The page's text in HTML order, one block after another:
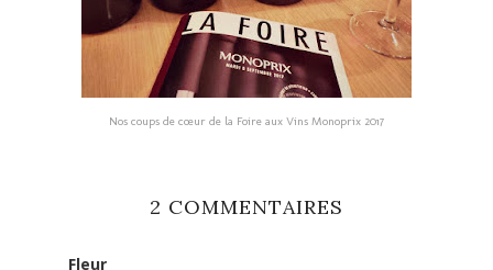
Nos coups de cœur de la Foire aux Vins Monoprix 2017
2 COMMENTAIRES
Fleur